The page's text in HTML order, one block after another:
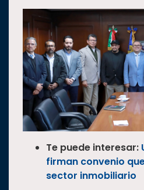
Te puede interesar:
firman convenio
sector inmobiliario